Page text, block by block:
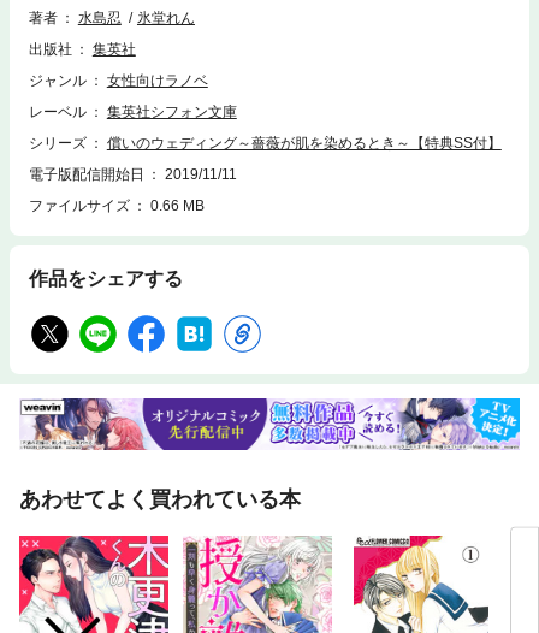
ィンは姿を消してしまい…？ ドラマティック・ラブ♪ 「初回限定特典
ラストは収録されていません。【目次】償いのウェディング～薔薇が肌を
染めるとき～/番外編ミニ小説 ふたたびのウェディング/あとがき
著者 水島忍
氷堂れん
出版社
集英社
ジャンル
女性向けラノベ
レーベル
集英社シフォン文庫
シリーズ
償いのウェディング～薔薇が肌を染めるとき～【特典SS付】
電子版配信開始日
2019/11/11
ファイルサイズ
0.66 MB
作品をシェアする
あわせてよく買われている本